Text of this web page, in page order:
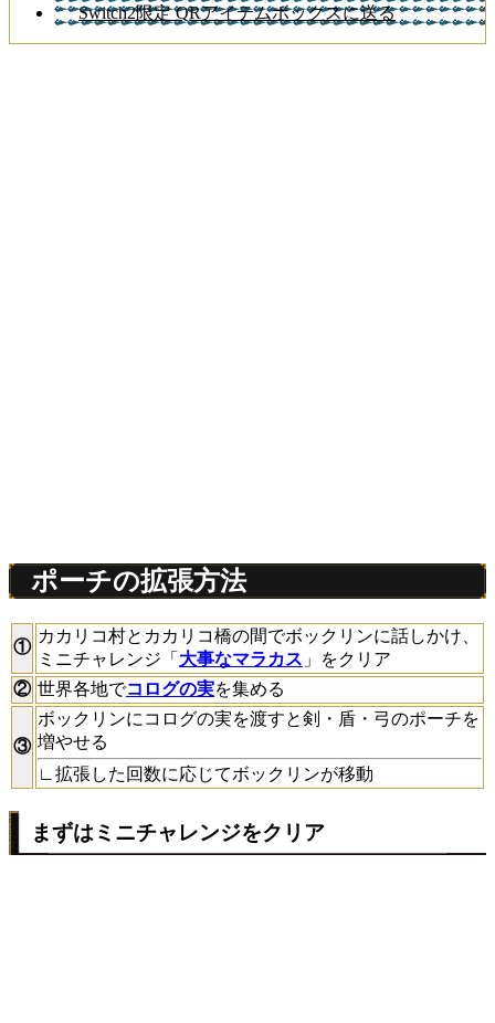
Switch2限定 QRアイテムボックスに送る
ポーチの拡張方法
①
カカリコ村とカカリコ橋の間でボックリンに話しかけ、
ミニチャレンジ「 大事なマラカス 」をクリア
② 世界各地でコログの実を集める
③
ボックリンにコログの実を渡すと剣・盾・弓のポーチを
増やせる
∟拡張した回数に応じてボックリンが移動
まずはミニチャレンジをクリア